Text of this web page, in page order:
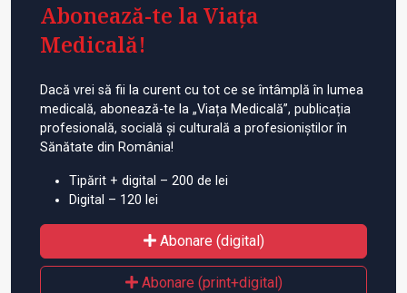
Abonează-te la Viața
Medicală!
Dacă vrei să fii la curent cu tot ce se întâmplă în lumea
medicală, abonează-te la „Viața Medicală”, publicația
profesională, socială și culturală a profesioniștilor în
Sănătate din România!
Tipărit + digital – 200 de lei
Digital – 120 lei
Abonare (digital)
Abonare (print+digital)